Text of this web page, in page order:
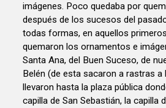
imágenes. Poco quedaba por
después de los sucesos del
todas formas, en aquellos
quemaron los ornamentos e
Santa Ana, del Buen Suceso, de
Belén (de esta sacaron a rastras a
llevaron hasta la plaza pública
capilla de San Sebastián, la capilla